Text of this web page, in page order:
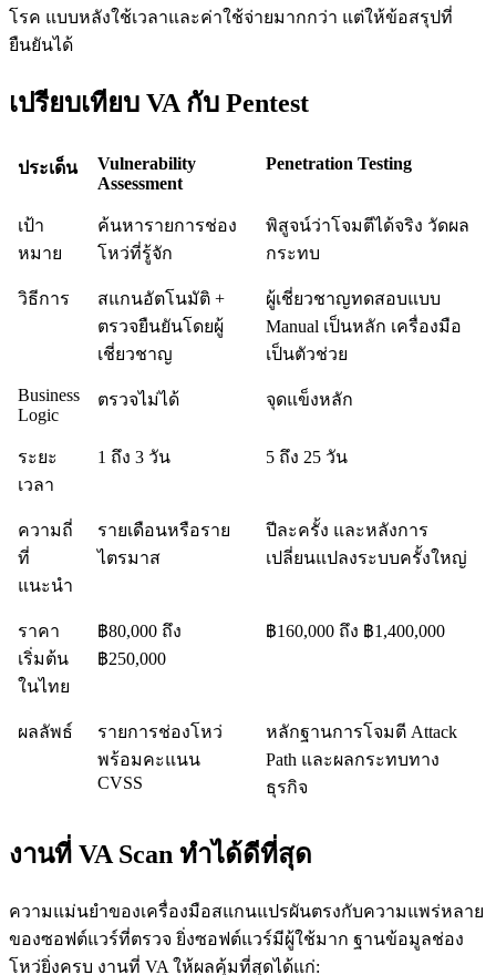
โรค แบบหลังใช้เวลาและค่าใช้จ่ายมากกว่า แต่ให้ข้อสรุปที่
ยืนยันได้
เปรียบเทียบ VA กับ Pentest
ประเด็น
Vulnerability
Assessment
Penetration Testing
เป้า
หมาย
ค้นหารายการช่อง
โหว่ที่รู้จัก
พิสูจน์ว่าโจมตีได้จริง วัดผล
กระทบ
วิธีการ
สแกนอัตโนมัติ +
ตรวจยืนยันโดยผู้
เชี่ยวชาญ
ผู้เชี่ยวชาญทดสอบแบบ
Manual เป็นหลัก เครื่องมือ
เป็นตัวช่วย
Business
Logic
ตรวจไม่ได้ จุดแข็งหลัก
ระยะ
เวลา
1 ถึง 3 วัน 5 ถึง 25 วัน
ความถี่
ที่
แนะนำ
รายเดือนหรือราย
ไตรมาส
ปีละครั้ง และหลังการ
เปลี่ยนแปลงระบบครั้งใหญ่
ราคา
เริ่มต้น
ในไทย
฿80,000 ถึง
฿250,000
฿160,000 ถึง ฿1,400,000
ผลลัพธ์
รายการช่องโหว่
พร้อมคะแนน
CVSS
หลักฐานการโจมตี Attack
Path และผลกระทบทาง
ธุรกิจ
งานที่ VA Scan ทำได้ดีที่สุด
ความแม่นยำของเครื่องมือสแกนแปรผันตรงกับความแพร่หลาย
ของซอฟต์แวร์ที่ตรวจ ยิ่งซอฟต์แวร์มีผู้ใช้มาก ฐานข้อมูลช่อง
โหว่ยิ่งครบ งานที่ VA ให้ผลคุ้มที่สุดได้แก่: